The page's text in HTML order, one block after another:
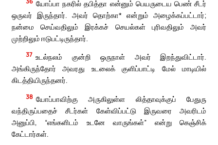
யோப்பா நகரில் தபித்தா என்னும் பெயருடைய பெண் சீடர்
ஒருவர் இருந்தார். அவர் தொற்கா* என்றும் அழைக்கப்பட்டார்;
நன்மை செய்வதிலும் இரக்கச் செயல்கள் புரிவதிலும் அவர்
முற்றிலும் ஈடுபட்டிருந்தார்.
37 உடல்நலம் குன்றி ஒருநாள் அவர் இறந்துவிட்டார்.
அங்கிருந்தோர் அவரது உடலைக் குளிப்பாட்டி மேல் மாடியில்
கிடத்தியிருந்தனர்.
38 யோப்பாவிற்கு அருகிலுள்ள லித்தாவுக்குப் பேதுரு
வந்திருப்பதைச் சீடர்கள் கேள்விப்பட்டு இருவரை அவரிடம்
அனுப்பி, “எங்களிடம் உடனே வாருங்கள்” என்று கெஞ்சிக்
கேட்டார்கள்.